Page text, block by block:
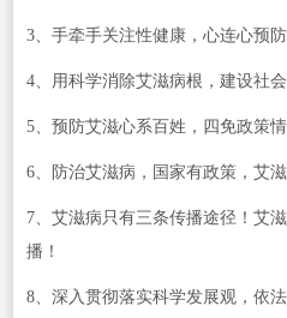
3、手牵手关注性健康，心连心预防
4、用科学消除艾滋病根，建设社会
5、预防艾滋心系百姓，四免政策情
6、防治艾滋病，国家有政策，艾
7、艾滋病只有三条传播途径！艾
播！
8、深入贯彻落实科学发展观，依